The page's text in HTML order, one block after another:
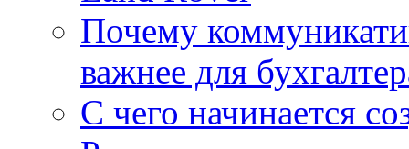
Почему
важнее для
С чего начинается